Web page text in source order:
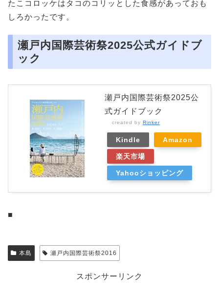
たこコロッケはタコのコリッとした食感があっておも
しろかったです。
瀬戸内国際芸術祭2025公式ガイドブ
ック
瀬戸内国際芸術祭2025公
式ガイドブック
created by Rinker
Kindle Amazon
楽天市場
Yahooショッピング
■
本島 瀬戸内国際芸術祭2016
スポンサーリンク